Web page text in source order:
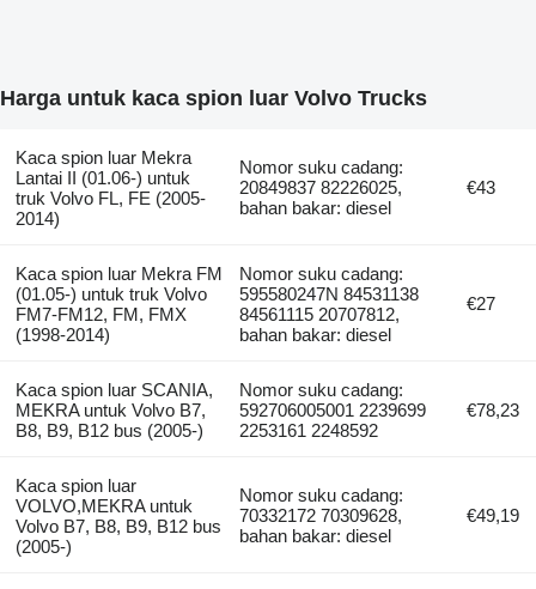
Harga untuk kaca spion luar Volvo Trucks
Kaca spion luar Mekra
Lantai II (01.06-) untuk
truk Volvo FL, FE (2005-
2014)
Nomor suku cadang:
20849837 82226025,
bahan bakar: diesel
€43
Kaca spion luar Mekra FM
(01.05-) untuk truk Volvo
FM7-FM12, FM, FMX
(1998-2014)
Nomor suku cadang:
595580247N 84531138
84561115 20707812,
bahan bakar: diesel
€27
Kaca spion luar SCANIA,
MEKRA untuk Volvo B7,
B8, B9, B12 bus (2005-)
Nomor suku cadang:
592706005001 2239699
2253161 2248592
€78,23
Kaca spion luar
VOLVO,MEKRA untuk
Volvo B7, B8, B9, B12 bus
(2005-)
Nomor suku cadang:
70332172 70309628,
bahan bakar: diesel
€49,19